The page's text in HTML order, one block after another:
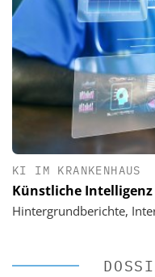
KI IM KRANKENHAUS
Künstliche Intelligenz
Hintergrundberichte,